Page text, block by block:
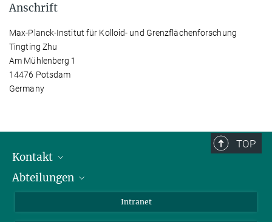
Anschrift
Max-Planck-Institut für Kolloid- und Grenzflächenforschung
Tingting Zhu
Am Mühlenberg 1
14476 Potsdam
Germany
TOP
Kontakt
Mitarbeiterverzeichnis
Abteilungen
Intranet